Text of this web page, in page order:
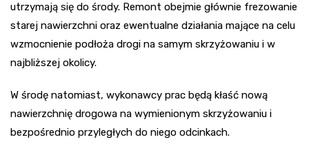
utrzymają się do środy. Remont obejmie głównie frezowanie
starej nawierzchni oraz ewentualne działania mające na celu
wzmocnienie podłoża drogi na samym skrzyżowaniu i w
najbliższej okolicy.
W środę natomiast, wykonawcy prac będą kłaść nową
nawierzchnię drogowa na wymienionym skrzyżowaniu i
bezpośrednio przyległych do niego odcinkach.